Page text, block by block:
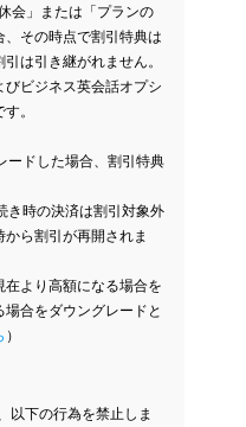
会」または「プランの
その時点で割引特典は
は引き継がれません。
ビジネス英会話オプシ
。
ードした場合、割引特典
き時の決済は割引対象外
ら割引が再開されま
より高額になる場合を
合をダウングレードと
）
以下の行為を禁止しま